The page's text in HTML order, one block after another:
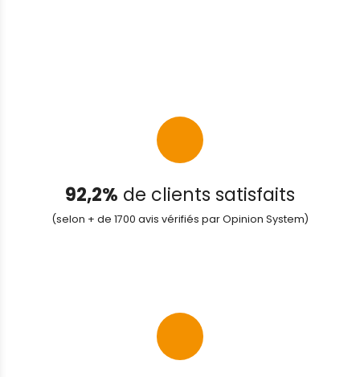
92,2% de clients satisfaits
(selon + de 1700 avis vérifiés par Opinion System)